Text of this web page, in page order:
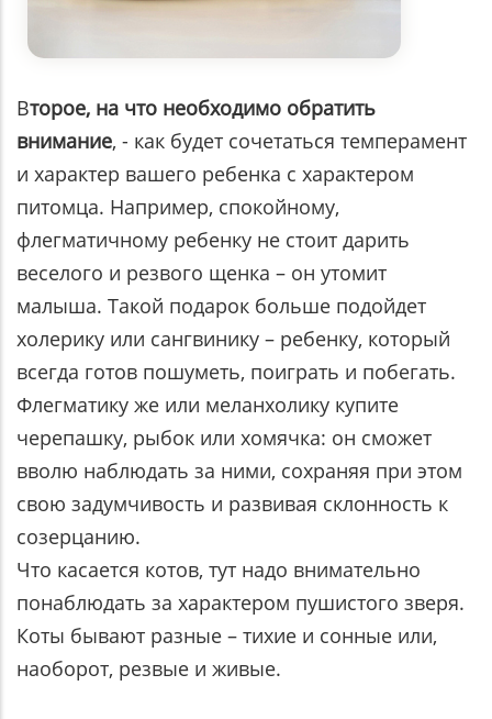
Второе, на что необходимо обратить
внимание, - как будет сочетаться темперамент
и характер вашего ребенка с характером
питомца. Например, спокойному,
флегматичному ребенку не стоит дарить
веселого и резвого щенка – он утомит
малыша. Такой подарок больше подойдет
холерику или сангвинику – ребенку, который
всегда готов пошуметь, поиграть и побегать.
Флегматику же или меланхолику купите
черепашку, рыбок или хомячка: он сможет
вволю наблюдать за ними, сохраняя при этом
свою задумчивость и развивая склонность к
созерцанию.
Что касается котов, тут надо внимательно
понаблюдать за характером пушистого зверя.
Коты бывают разные – тихие и сонные или,
наоборот, резвые и живые.